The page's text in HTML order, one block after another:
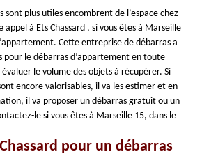
sont plus utiles encombrent de l’espace chez
appel à Ets Chassard , si vous êtes à Marseille
Cette entreprise de débarras a
pour le débarras d’appartement en toute
le volume des objets à récupérer. Si
encore valorisables, il va les estimer et en
il va proposer un débarras gratuit ou un
le si vous êtes à Marseille 15, dans le
pour un débarras